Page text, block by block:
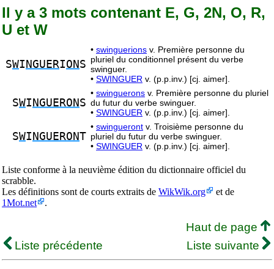
Il y a 3 mots contenant E, G, 2N, O, R,
U et W
SWI NGUERION S
• swinguerions v. Première personne du
pluriel du conditionnel présent du verbe
swinguer.
• SWINGUER v. (p.p.inv.) [cj. aimer].
SWI NGUERON S
• swinguerons v. Première personne du pluriel
du futur du verbe swinguer.
• SWINGUER v. (p.p.inv.) [cj. aimer].
SWI NGUERONT
• swingueront v. Troisième personne du
pluriel du futur du verbe swinguer.
• SWINGUER v. (p.p.inv.) [cj. aimer].
Liste conforme à la neuvième édition du dictionnaire officiel du
scrabble.
Les définitions sont de courts extraits de WikWik.org
et de
1Mot.net
.
Haut de page
Liste précédente
Liste suivante